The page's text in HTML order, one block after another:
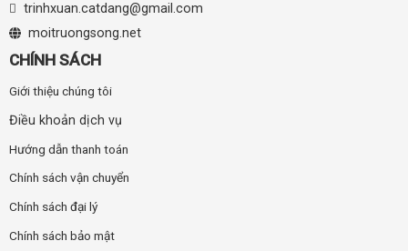
trinhxuan.catdang@gmail.com
moitruongsong.net
CHÍNH SÁCH
Giới thiệu chúng tôi
Điều khoản dịch vụ
Hướng dẫn thanh toán
Chính sách vận chuyển
Chính sách đại lý
Chính sách bảo mật